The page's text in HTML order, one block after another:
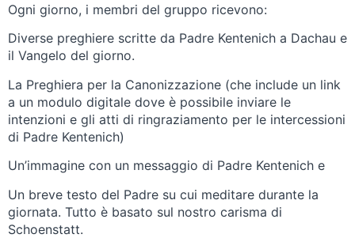
Ogni giorno, i membri del gruppo ricevono:
Diverse preghiere scritte da Padre Kentenich a Dachau e
il Vangelo del giorno.
La Preghiera per la Canonizzazione (che include un link
a un modulo digitale dove è possibile inviare le
intenzioni e gli atti di ringraziamento per le intercessioni
di Padre Kentenich)
Un’immagine con un messaggio di Padre Kentenich e
Un breve testo del Padre su cui meditare durante la
giornata. Tutto è basato sul nostro carisma di
Schoenstatt.